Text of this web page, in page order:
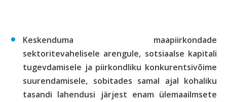
Keskenduma maapiirkondade
sektoritevahelisele arengule, sotsiaalse kapitali
tugevdamisele ja piirkondliku konkurentsivõime
suurendamisele, sobitades samal ajal kohaliku
tasandi lahendusi järjest enam ülemaailmsete